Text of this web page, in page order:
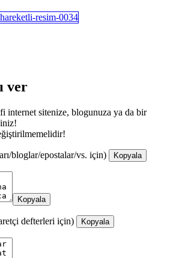
ver
internet sitenize, blogunuza ya da bir
bloglar/epostalar/vs. için) Kopyala
Kopyala
defterleri için) Kopyala